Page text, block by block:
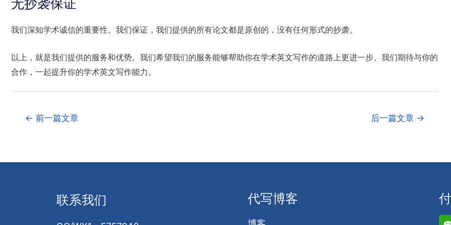
无抄袭保证
我们深知学术诚信的重要性。我们保证，我们提供的所有论文都是原创的，没有任何形式的抄袭。
以上，就是我们提供的服务和优势。我们希望我们的服务能够帮助你在学术英文写作的道路上更进一步。我们期待与你的
合作，一起提升你的学术英文写作能力。
← 前一篇文章 后一篇文章 →
联系我们 代写博客